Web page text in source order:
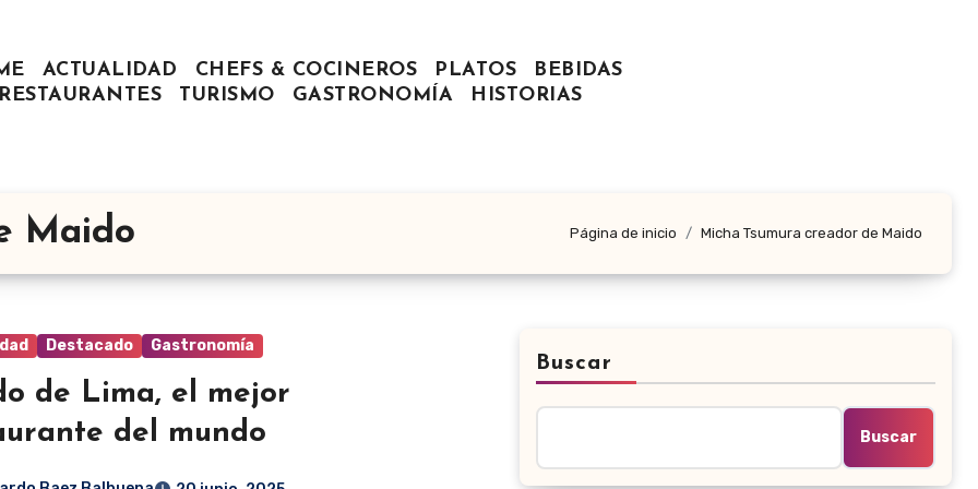
ACTUALIDAD CHEFS & COCINEROS PLATOS
BEBIDAS
RESTAURANTES
TURISMO GASTRONOMÍA HISTORIAS
Maido Página de inicio Micha Tsumura creador de Maido
Destacado Gastronomía
de Lima, el mejor
del mundo
Buscar
Buscar